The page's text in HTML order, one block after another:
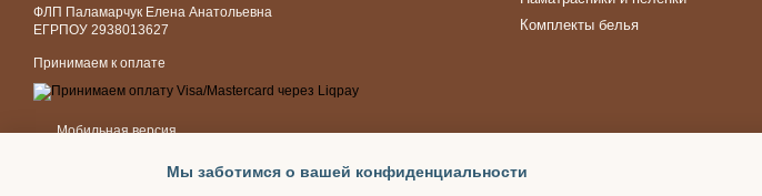
ФЛП Паламарчук Елена Анатольевна
ЕГРПОУ 2938013627
Принимаем к оплате
Мобильная версия
Комплекты белья
Мы заботимся о вашей конфиденциальности